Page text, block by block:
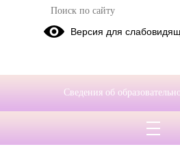
Крымская весна
16 марта в "Молочненская средняя
Союза Г.С. Титова" состоялись
Версия для
Сведения об